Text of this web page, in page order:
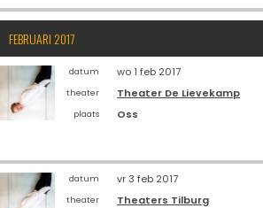
FEBRUARI 2017
datum wo 1 feb 2017
theater Theater De Lievekamp
plaats
Oss
datum vr 3 feb 2017
theater Theaters Tilburg